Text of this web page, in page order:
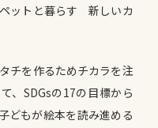
ットと暮らす 新しいカ
チを作るためチカラを注
、SDGsの17の目標から
どもが絵本を読み進める